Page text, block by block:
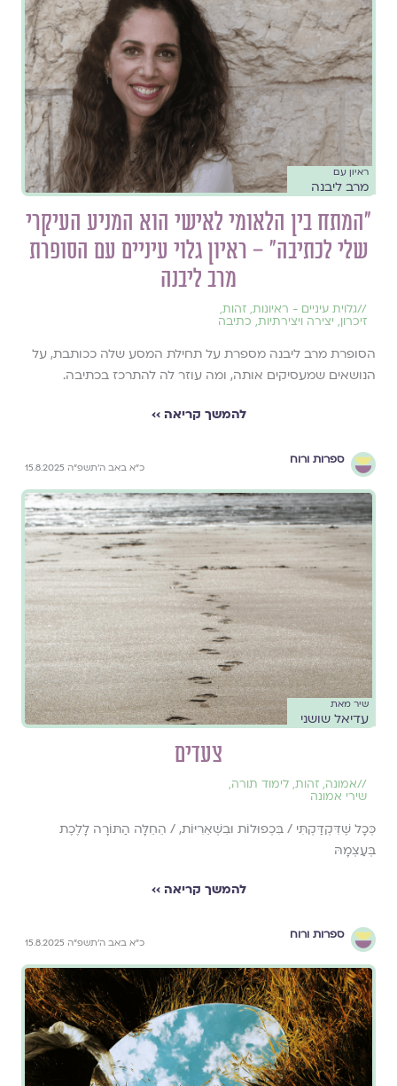
ראיון עם
מרב ליבנה
"המתח בין הלאומי לאישי הוא המניע העיקרי
שלי לכתיבה" – ראיון גלוי עיניים עם הסופרת
מרב ליבנה
//גלוית עיניים - ראיונות, זהות,
זיכרון, יצירה ויצירתיות, כתיבה
הסופרת מרב ליבנה מספרת על תחילת המסע שלה ככותבת, על
הנושאים שמעסיקים אותה, ומה עוזר לה להתרכז בכתיבה.
להמשך קריאה ››
ספרות ורוח
כ״א באב ה׳תשפ״ה 15.8.2025
שיר מאת
עדיאל שושני
צעדים
//אמונה, זהות, לימוד תורה,
שירי אמונה
כְּכָל שֶׁדִּקְדַּקְתִּי / בִּכְפוּלוֹת וּבִשְׁאֵרִיּוֹת, / הֵחֵלָּה הַתּוֹרָה לָלֶכֶת
בְּעַצְמָהּ
להמשך קריאה ››
ספרות ורוח
כ״א באב ה׳תשפ״ה 15.8.2025